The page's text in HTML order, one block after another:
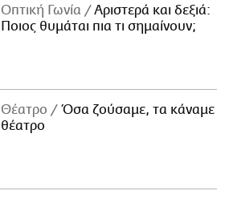
Οπτική Γωνία
Αριστερά και δεξιά:
Ποιος θυμάται πια τι σημαίνουν;
Θέατρο
Όσα ζούσαμε, τα κάναμε
θέατρο